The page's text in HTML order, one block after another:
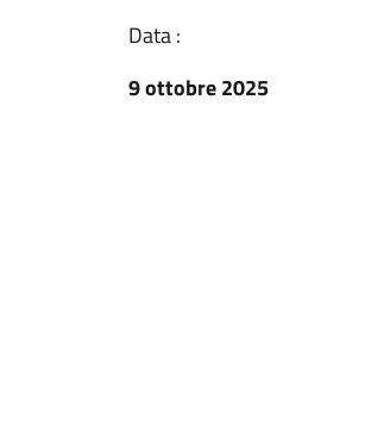
Data :
9 ottobre 2025